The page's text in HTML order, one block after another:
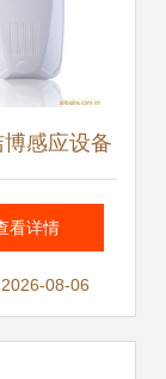
感应设备
活小家电，
家用新体
看详情
08-06